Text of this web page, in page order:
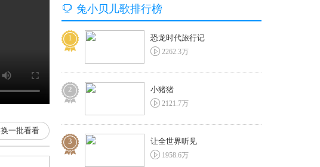
换一批看看
 兔小贝儿歌排行榜
1 恐龙时代旅行记
 2262.3万
2 小猪猪
 2121.7万
3 让全世界听见
 1958.6万